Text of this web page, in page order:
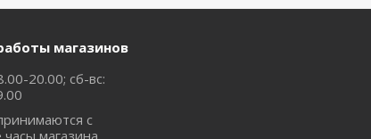
магазинов
20.00; сб-вс:
с
магазина